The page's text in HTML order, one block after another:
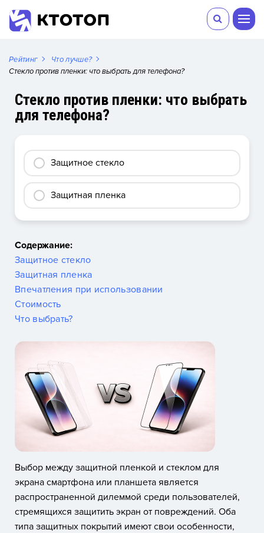
Рейтинг
Что лучше?
Стекло против пленки: что выбрать для телефона?
Стекло против пленки: что выбрать
для телефона?
Защитное стекло
Защитная пленка
Содержание:
Защитное стекло
Защитная пленка
Впечатления при использовании
Стоимость
Что выбрать?
Выбор между защитной пленкой и стеклом для
экрана смартфона или планшета является
распространенной дилеммой среди пользователей,
стремящихся защитить экран от повреждений. Оба
типа защитных покрытий имеют свои особенности,